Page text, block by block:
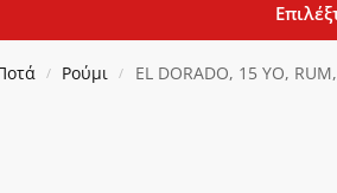
/ Ρούμι / EL DORADO, 15 YO,